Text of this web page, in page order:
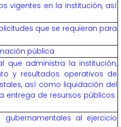
vigentes en la institución, así
que se requieran para
pública
que administra la institución,
y resultados operativos de
así como liquidación del
entrega de resursos públicos
al ejercicio